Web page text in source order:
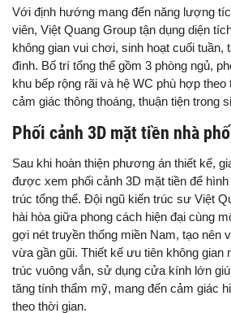
Với định hướng mang đến năng lượng
viên, Việt Quang Group tận dụng diện
không gian vui chơi, sinh hoạt cuối tuần,
đình. Bố trí tổng thể gồm 3 phòng ngủ,
khu bếp rộng rãi và hệ WC phù hợp
cảm giác thông thoáng, thuận tiện trong
Phối cảnh 3D mặt tiền nhà
Sau khi hoàn thiện phương án thiết kế,
được xem phối cảnh 3D mặt tiền để
trúc tổng thể. Đội ngũ kiến trúc sư Việt
hài hòa giữa phong cách hiện đại cùng
gợi nét truyền thống miền Nam, tạo nên
vừa gần gũi. Thiết kế ưu tiên không
trúc vuông vắn, sử dụng cửa kính lớn
tăng tính thẩm mỹ, mang đến cảm giác
theo thời gian.